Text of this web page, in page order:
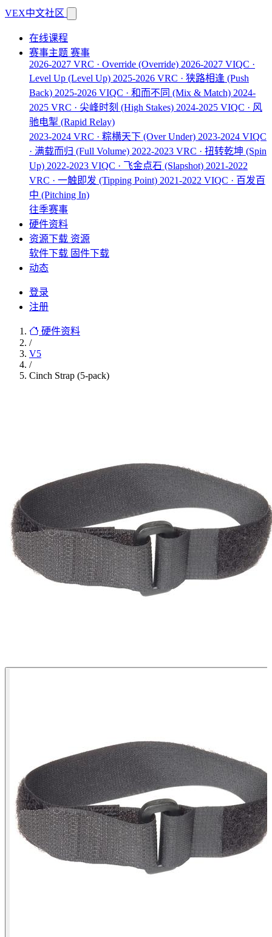
VEX中文社区
在线课程
赛事主题 赛事
2026-2027 VRC · Override (Override) 2026-2027 VIQC ·
Level Up (Level Up) 2025-2026 VRC · 狭路相逢 (Push
Back) 2025-2026 VIQC · 和而不同 (Mix & Match) 2024-
2025 VRC · 尖峰时刻 (High Stakes) 2024-2025 VIQC · 风
驰电掣 (Rapid Relay)
2023-2024 VRC · 粽横天下 (Over Under) 2023-2024 VIQC
· 满载而归 (Full Volume) 2022-2023 VRC · 扭转乾坤 (Spin
Up) 2022-2023 VIQC · 飞金点石 (Slapshot) 2021-2022
VRC · 一触即发 (Tipping Point) 2021-2022 VIQC · 百发百
中 (Pitching In)
往季赛事
硬件资料
资源下载 资源
软件下载 固件下载
动态
登录
注册
硬件资料
/
V5
/
Cinch Strap (5-pack)